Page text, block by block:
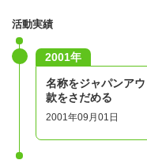
活動実績
2001年
名称をジャパンア
款をさだめる
2001年09月01日